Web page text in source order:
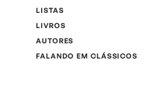
LISTAS
LIVROS
AUTORES
FALANDO EM CLÁSSICOS